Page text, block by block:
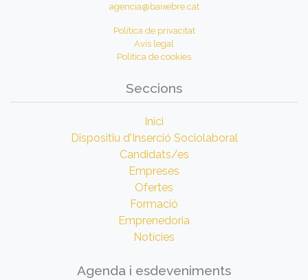
agencia@baixebre.cat
Política de privacitat
Avís legal
Política de cookies
Seccions
Inici
Dispositiu d'Inserció Sociolaboral
Candidats/es
Empreses
Ofertes
Formació
Emprenedoria
Notícies
Agenda i esdeveniments